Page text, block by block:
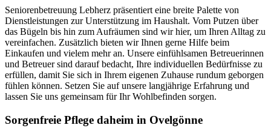
Seniorenbetreuung Lebherz präsentiert eine breite Palette von
Dienstleistungen zur Unterstützung im Haushalt. Vom Putzen über
das Bügeln bis hin zum Aufräumen sind wir hier, um Ihren Alltag zu
vereinfachen. Zusätzlich bieten wir Ihnen gerne Hilfe beim
Einkaufen und vielem mehr an. Unsere einfühlsamen Betreuerinnen
und Betreuer sind darauf bedacht, Ihre individuellen Bedürfnisse zu
erfüllen, damit Sie sich in Ihrem eigenen Zuhause rundum geborgen
fühlen können. Setzen Sie auf unsere langjährige Erfahrung und
lassen Sie uns gemeinsam für Ihr Wohlbefinden sorgen.
Sorgenfreie Pflege daheim in Ovelgönne